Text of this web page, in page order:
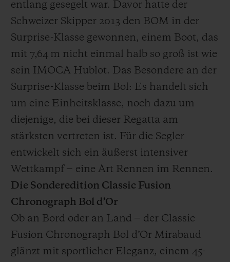
entlang gesegelt war. Davor hatte der
Schweizer Skipper 2013 den BOM in der
Surprise-Klasse gewonnen, einem Boot, das
mit 7,64 m nicht einmal halb so groß ist wie
sein IMOCA Hublot. Das Besondere an der
Surprise-Klasse beim Bol: Es handelt sich
um eine Einheitsklasse, noch dazu um
diejenige, die bei dieser Regatta am
stärksten vertreten ist. Für die Segler
entwickelt sich ein äußerst intensiver
Wettkampf ‒ eine Art Rennen im Rennen.
Die Sonderedition Classic Fusion
Chronograph Bol d’Or
Ob an Bord oder an Land ‒ der Classic
Fusion Chronograph Bol d’Or Mirabaud
glänzt mit sportlicher Eleganz, einem 45-